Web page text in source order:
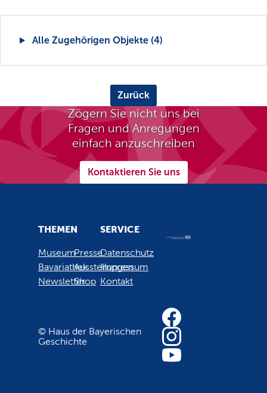
Alle Zugehörigen Objekte (4)
Zurück
Zögern Sie nicht uns bei
Fragen und Anregungen
einfach anzuschreiben
Kontaktieren Sie uns
THEMEN
Museum
Bavariathek
Newsletter
Presse
Ausstellungen
Shop
SERVICE
Datenschutz
Impressum
Kontakt
© Haus der Bayerischen
Geschichte